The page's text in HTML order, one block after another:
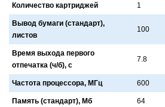
Количество картриджей 1
Вывод бумаги (стандарт),
листов
100
Время выхода первого
отпечатка (ч/б), с
7.8
Частота процессора, МГц 600
Память (стандарт), Мб 64